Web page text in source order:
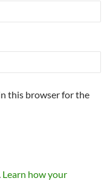
this browser for the
Learn how your